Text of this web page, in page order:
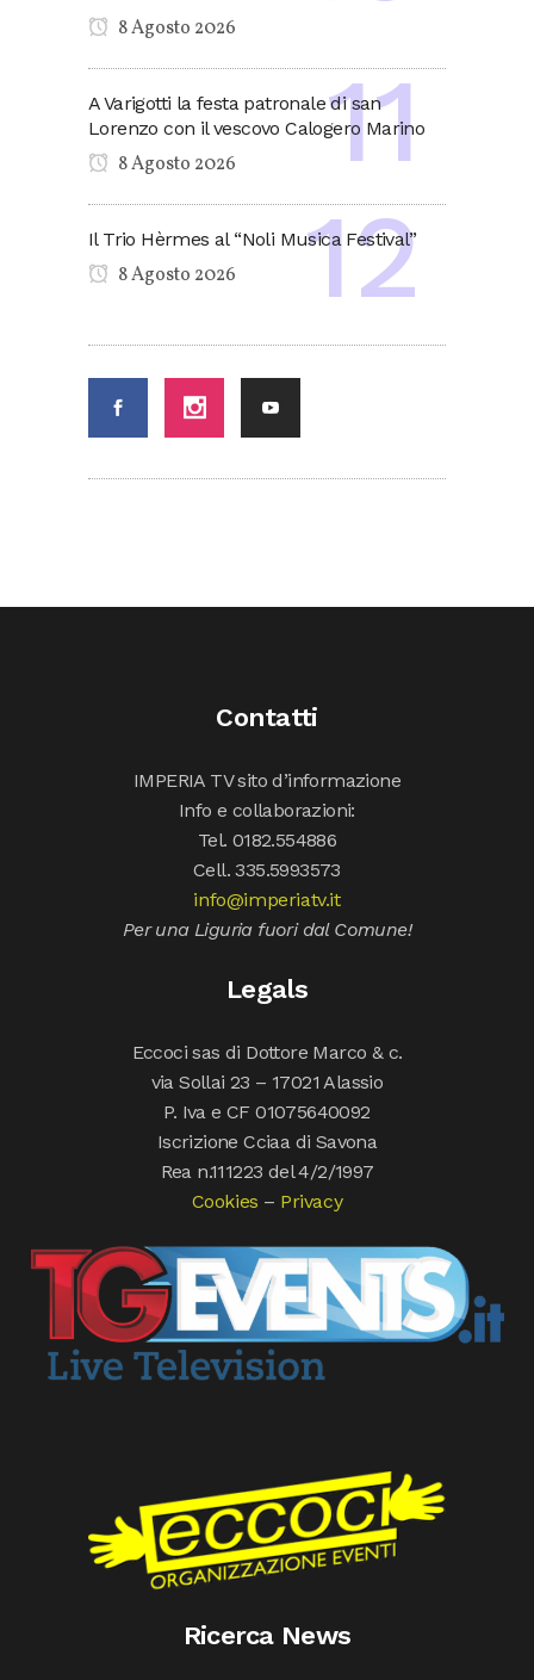
8 Agosto 2026
A Varigotti la festa patronale di san
Lorenzo con il vescovo Calogero Marino
8 Agosto 2026
Il Trio Hèrmes al “Noli Musica Festival”
8 Agosto 2026
Contatti
IMPERIA TV sito d’informazione
Info e collaborazioni:
Tel. 0182.554886
Cell. 335.5993573
info@imperiatv.it
Per una Liguria fuori dal Comune!
Legals
Eccoci sas di Dottore Marco & c.
via Sollai 23 – 17021 Alassio
P. Iva e CF 01075640092
Iscrizione Cciaa di Savona
Rea n.111223 del 4/2/1997
Cookies – Privacy
Ricerca News